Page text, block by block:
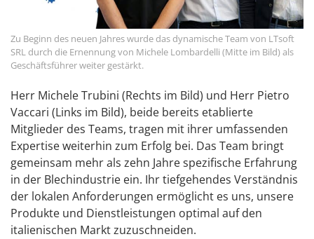
Zu Beginn des neuen Jahres wurde das dynamische Team von LTsoft
SRL durch die Ernennung von Michele Lombardelli (Mitte im Bild) als
Geschäftsführer weiter gestärkt.
Herr Michele Trubini (Rechts im Bild) und Herr Pietro
Vaccari (Links im Bild), beide bereits etablierte
Mitglieder des Teams, tragen mit ihrer umfassenden
Expertise weiterhin zum Erfolg bei. Das Team bringt
gemeinsam mehr als zehn Jahre spezifische Erfahrung
in der Blechindustrie ein. Ihr tiefgehendes Verständnis
der lokalen Anforderungen ermöglicht es uns, unsere
Produkte und Dienstleistungen optimal auf den
italienischen Markt zuzuschneiden.